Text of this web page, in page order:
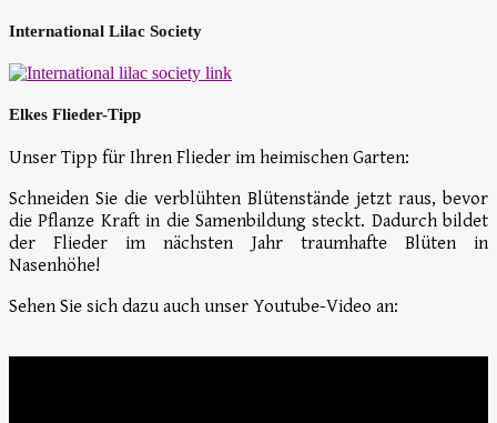
International Lilac Society
Elkes Flieder-Tipp
Unser Tipp für Ihren Flieder im heimischen Garten:
Schneiden Sie die verblühten Blütenstände jetzt raus, bevor
die Pflanze Kraft in die Samenbildung steckt. Dadurch bildet
der Flieder im nächsten Jahr traumhafte Blüten in
Nasenhöhe!
Sehen Sie sich dazu auch unser Youtube-Video an: